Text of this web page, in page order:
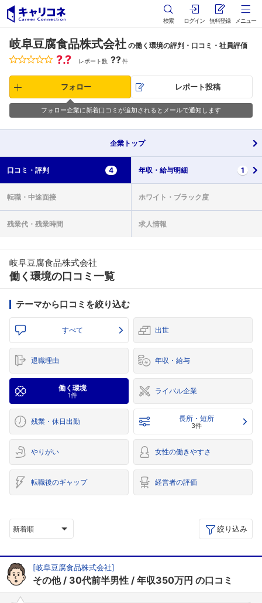
検索 ログイン 無料登録 メニュー
岐阜豆腐食品株式会社 の働く環境の評判・口コミ・社員評価
?.? レポート数 ??件
フォロー レポート投稿
フォロー企業に新着口コミが追加されるとメールで通知します
企業 トップ
口コミ・ 評判 4 年収・ 給与明細 1
転職・ 中途面接 ホワイト・ ブラック度
残業代・ 残業時間 求人情報
岐阜豆腐食品株式会社
働く環境の口コミ一覧
テーマから口コミを絞り込む
すべて 出世
退職理由 年収・給与
働く環境
1件 ライバル企業
残業・休日出勤 長所・短所
3件
やりがい 女性の働きやすさ
転職後のギャップ 経営者の評価
新着順 絞り込み
[岐阜豆腐食品株式会社]
その他 30代前半男性 年収350万円 の口コミ